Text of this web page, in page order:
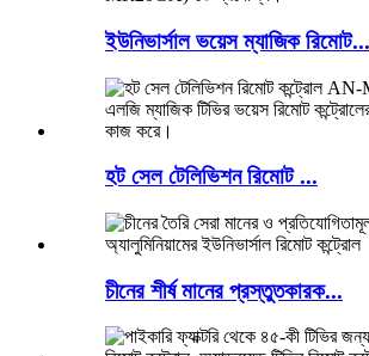
ইউনিভার্সাল ভয়েস ম্যাজিক রিমোট...
হট সেল টেলিভিশন রিমোট ...
চীনের শীর্ষ মানের প্রস্তুতকারক...